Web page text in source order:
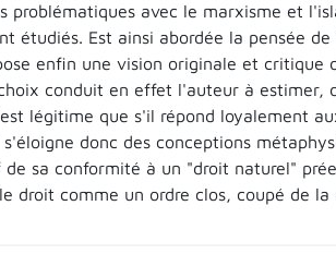
problématiques avec le marxisme et
étudiés. Est ainsi abordée la pensée
enfin une vision originale et critique
conduit en effet l'auteur à estimer,
légitime que s'il répond loyalement
donc des conceptions
sa conformité à un "droit naturel"
droit comme un ordre clos, coupé de